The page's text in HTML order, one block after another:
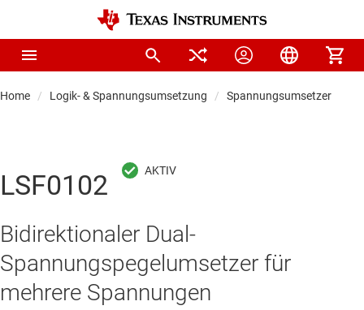
Home Logik- & Spannungsumsetzung Spannungsumsetzer &
LSF0102
Bidirektionaler Dual-
Spannungspegelumsetzer für
mehrere Spannungen